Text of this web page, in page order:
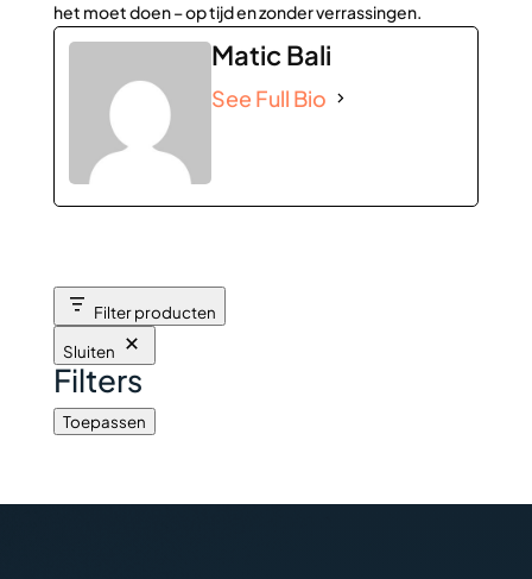
het moet doen – op tijd en zonder verrassingen.
Matic Bali
See Full Bio
Filter producten
Sluiten
Filters
Toepassen